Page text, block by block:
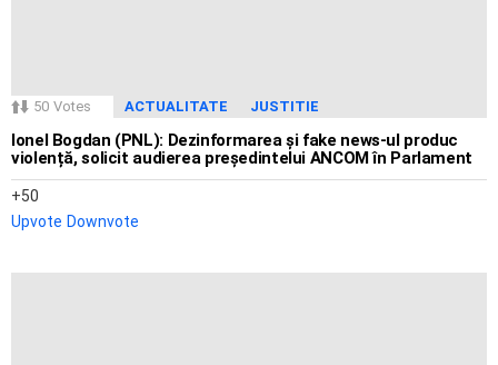
50 Votes ACTUALITATE JUSTITIE
Ionel Bogdan (PNL): Dezinformarea și fake news-ul produc
violență, solicit audierea președintelui ANCOM în Parlament
50
Upvote Downvote